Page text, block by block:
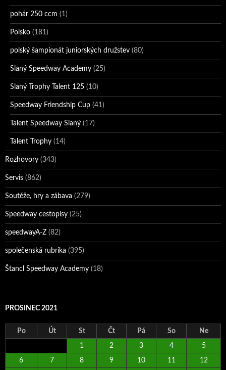
pohár 250 ccm (1)
Polsko (181)
polský šampionát juniorských družstev (80)
Slaný Speedway Academy (25)
Slaný Trophy Talent 125 (10)
Speedway Friendship Cup (41)
Talent Speedway Slaný (17)
Talent Trophy (14)
Rozhovory (343)
Servis (862)
Soutěže, hry a zábava (279)
Speedway cestopisy (25)
speedwayA-Z (82)
společenská rubrika (395)
Štancl Speedway Academy (18)
PROSINEC 2021
Po Út St Čt Pá So Ne
1 2 3 4 5
6 7 8 9 10 11 12